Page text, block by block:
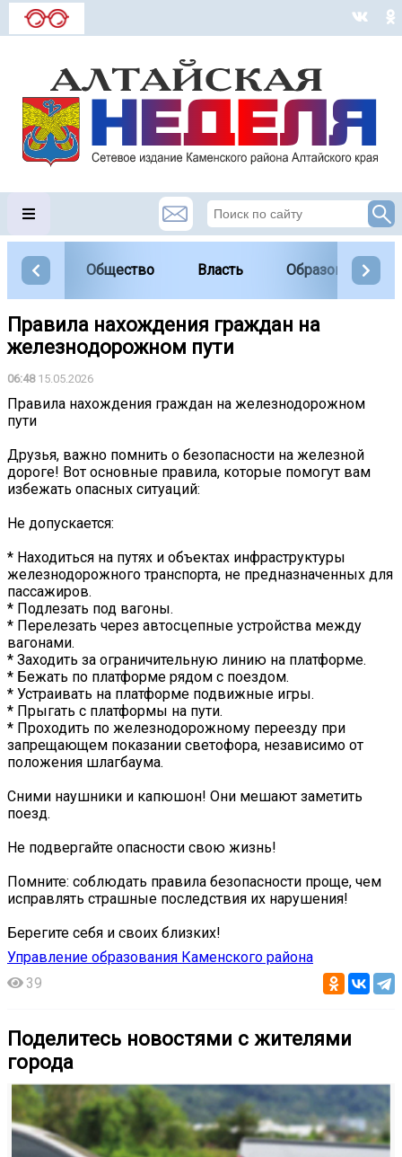
Общество Власть Образование
Правила нахождения граждан на
железнодорожном пути
06:4815.05.2026
Правила нахождения граждан на железнодорожном
пути
Друзья, важно помнить о безопасности на железной
дороге! Вот основные правила, которые помогут вам
избежать опасных ситуаций:
Не допускается:
* Находиться на путях и объектах инфраструктуры
железнодорожного транспорта, не предназначенных для
пассажиров.
* Подлезать под вагоны.
* Перелезать через автосцепные устройства между
вагонами.
* Заходить за ограничительную линию на платформе.
* Бежать по платформе рядом с поездом.
* Устраивать на платформе подвижные игры.
* Прыгать с платформы на пути.
* Проходить по железнодорожному переезду при
запрещающем показании светофора, независимо от
положения шлагбаума.
Сними наушники и капюшон! Они мешают заметить
поезд.
Не подвергайте опасности свою жизнь!
Помните: соблюдать правила безопасности проще, чем
исправлять страшные последствия их нарушения!
Берегите себя и своих близких! ️
Управление образования Каменского района
39
Поделитесь новостями с жителями
города